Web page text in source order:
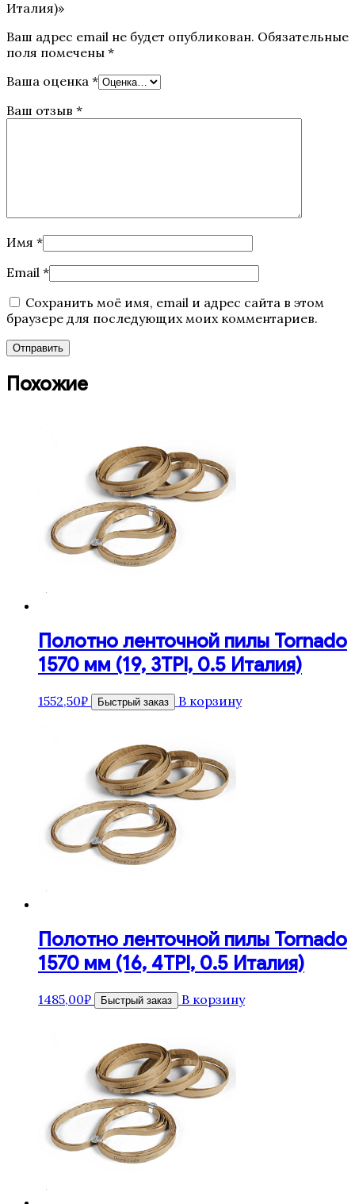
Италия)»
Ваш адрес email не будет опубликован. Обязательные
поля помечены *
Ваша оценка *
Ваш отзыв *
Имя *
Email *
Сохранить моё имя, email и адрес сайта в этом
браузере для последующих моих комментариев.
Похожие
Полотно ленточной пилы Tornado
1570 мм (19, 3TPI, 0.5 Италия)
1552,50₽ Быстрый заказ В корзину
Полотно ленточной пилы Tornado
1570 мм (16, 4TPI, 0.5 Италия)
1485,00₽ Быстрый заказ В корзину